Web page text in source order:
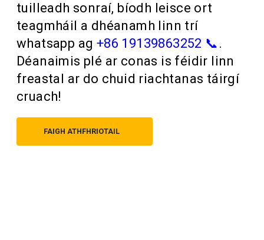
tuilleadh sonraí, bíodh leisce ort
teagmháil a dhéanamh linn trí
whatsapp ag +86 19139863252 📞 .
Déanaimis plé ar conas is féidir linn
freastal ar do chuid riachtanas táirgí
cruach!
FAIGH ATHFHRIOTAIL